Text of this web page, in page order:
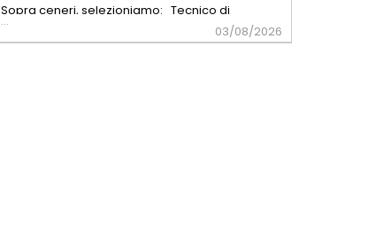
Sopra ceneri, selezioniamo: Tecnico di
Cantiere - Settore Pittura/Finitura
...
03/08/2026